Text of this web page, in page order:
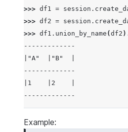
>>> df1 = session .
>>> df2 = session .
>>> df1 . union_by_name (df2 )
-------------
|"A"  |"B"  |
-------------
|1    |2    |
-------------
Example: